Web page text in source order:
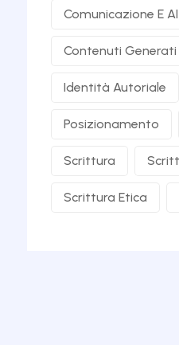
Comunicazione E AI
Contenuti Generati
Identità Autoriale
Posizionamento
Scrittura
Scrittura Etica